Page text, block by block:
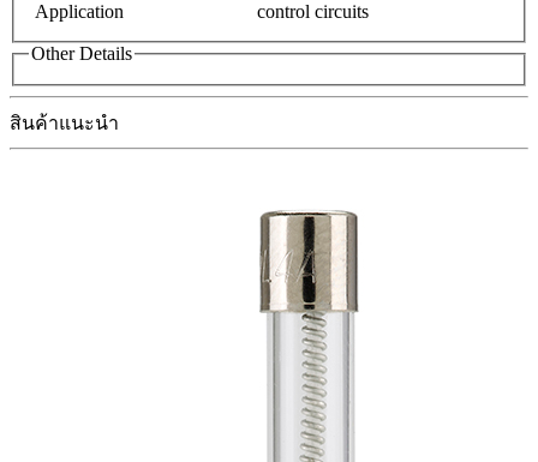
Application
control circuits
Other Details
สินค้าแนะนำ